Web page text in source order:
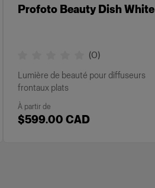
Profoto Beauty Dish White
(0)
Lumière de beauté pour diffuseurs
frontaux plats
À partir de
$599.00 CAD